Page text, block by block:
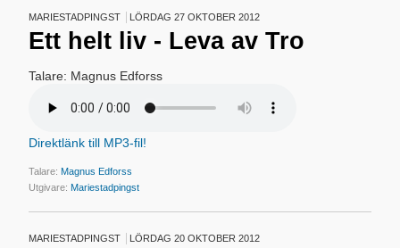
MARIESTADPINGST LÖRDAG 27 OKTOBER 2012
Ett helt liv - Leva av Tro
Talare: Magnus Edforss
Direktlänk till MP3-fil!
Talare:Magnus Edforss
Utgivare:Mariestadpingst
MARIESTADPINGST LÖRDAG 20 OKTOBER 2012